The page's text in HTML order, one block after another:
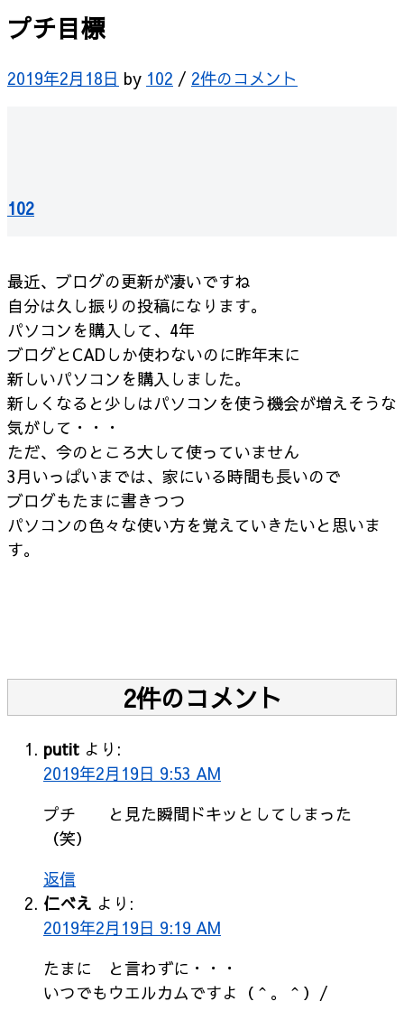
プチ目標
2019年2月18日 by 102 / 2件のコメント
102
最近、ブログの更新が凄いですね
自分は久し振りの投稿になります。
パソコンを購入して、4年
ブログとCADしか使わないのに昨年末に
新しいパソコンを購入しました。
新しくなると少しはパソコンを使う機会が増えそうな
気がして・・・
ただ、今のところ大して使っていません
3月いっぱいまでは、家にいる時間も長いので
ブログもたまに書きつつ
パソコンの色々な使い方を覚えていきたいと思いま
す。
2件のコメント
putit より:
2019年2月19日 9:53 AM
プチ と見た瞬間ドキッとしてしまった
（笑）
返信
仁べえ より:
2019年2月19日 9:19 AM
たまに と言わずに・・・
いつでもウエルカムですよ（＾。＾）/